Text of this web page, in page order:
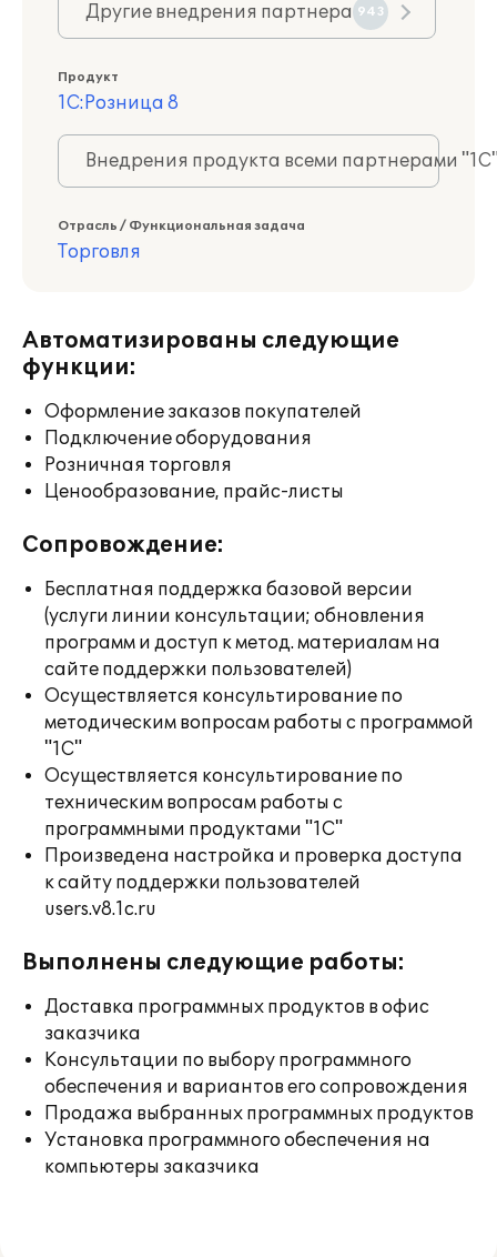
Другие внедрения партнера 943
Продукт
1С:Розница 8
Внедрения продукта всеми партнерами
Отрасль / Функциональная задача
Торговля
Автоматизированы следующие
функции:
Оформление заказов покупателей
Подключение оборудования
Розничная торговля
Ценообразование, прайс-листы
Сопровождение:
Бесплатная поддержка базовой версии
(услуги линии консультации; обновления
программ и доступ к метод. материалам на
сайте поддержки пользователей)
Осуществляется консультирование по
методическим вопросам работы с программой
"1С"
Осуществляется консультирование по
техническим вопросам работы с
программными продуктами "1С"
Произведена настройка и проверка доступа
к сайту поддержки пользователей
users.v8.1c.ru
Выполнены следующие работы:
Доставка программных продуктов в офис
заказчика
Консультации по выбору программного
обеспечения и вариантов его сопровождения
Продажа выбранных программных продуктов
Установка программного обеспечения на
компьютеры заказчика